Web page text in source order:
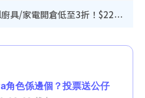
廚具開倉｜特福Tefal廚具/家電開倉低至3折！$220起買平底鍋/炒鑊/湯煲！電飯煲/吸塵機/燙斗$418起